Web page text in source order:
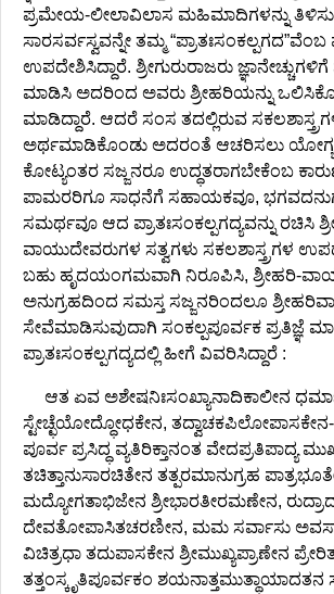
ಪ್ರಮೇಯ-ಲೀಲಾವಿಲಾಸ ಮಹಿಮಾದಿಗಳನ್ನು
ಸಾರಸರ್ವಸ್ವವನ್ನೇ ತಮ್ಮ “ಪ್ರಾತಃಸಂಕಲ್ಪಗದ”ವೆಂಬ
ಉಪದೇಶಿಸಿದ್ದಾರೆ. ಶ್ರೀಗುರುರಾಜರು ಜ್ಞಾನೇಚ್ಚುಗಳಿಗೆ
ಮಾಡಿಸಿ ಅದರಿಂದ ಅವರು ಶ್ರೀಹರಿಯನ್ನು
ಮಾಡಿದ್ದಾರೆ. ಆದರೆ ಸಂಸ ತದಲ್ಲಿರುವ
ಅರ್ಥಮಾಡಿಕೊಂಡು ಅದರಂತೆ ಆಚರಿಸಲು
ಕೋಟ್ಯಂತರ ಸಜ್ಜನರೂ ಉದ್ಧತರಾಗಬೇಕೆಂಬ
ಪಾಮರರಿಗೂ ಸಾಧನೆಗೆ ಸಹಾಯಕವೂ,
ಸಮರ್ಥವೂ ಆದ ಪ್ರಾತಃಸಂಕಲ್ಪಗದ್ಯವನ್ನು ರಚಿಸಿ
ವಾಯುದೇವರುಗಳ ಸತ್ವಗಳು ಸಕಲಶಾಸ್ತ್ರಗಳ
ಬಹು ಹೃದಯಂಗಮವಾಗಿ ನಿರೂಪಿಸಿ, ಶ್ರೀಹರಿ-
ಅನುಗ್ರಹದಿಂದ ಸಮಸ್ತ ಸಜ್ಜನರಿಂದಲೂ
ಸೇವೆಮಾಡಿಸುವುದಾಗಿ ಸಂಕಲ್ಪಪೂರ್ವಕ ಪ್ರತಿಜ್ಞೆ
ಪ್ರಾತಃಸಂಕಲ್ಪಗದ್ಯದಲ್ಲಿ ಹೀಗೆ ವಿವರಿಸಿದ್ದಾರೆ :
ಆತ ಏವ ಅಶೇಷನಿಃಸಂಖ್ಯಾನಾದಿಕಾಲೀನ
ಸ್ಟೇಚ್ಛೆಯೋದ್ಧೋಧಕೇನ,
ಪೂರ್ವ ಪ್ರಸಿದ್ಧ ವ್ಯತಿರಿಕ್ತಾನಂತ ವೇದಪ್ರತಿಪಾದ್ಯ
ತಚಿತ್ತಾನುಸಾರಚಿತೇನ ತತ್ಪರಮಾನುಗ್ರಹ
ಮದ್ಯೋಗತಾಭಿಜೇನ ಶ್ರೀಭಾರತೀರಮಣೇನ,
ದೇವತೋಪಾಸಿತಚರಣೀನ, ಮಮ ಸರ್ವಾಸು
ವಿಚಿತ್ರಧಾ ತದುಪಾಸಕೇನ ಶ್ರೀಮುಖ್ಯಪ್ರಾಣೇನ
ತತ್ತಂಸ್ಕೃತಿಪೂರ್ವಕಂ ಶಯನಾತ್ತಮುತ್ಥಾಯಾದತನ